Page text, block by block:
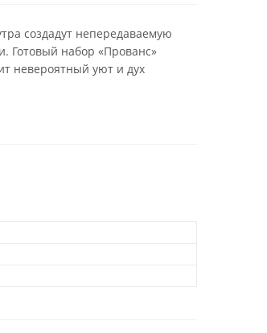
создадут непередаваемую
Готовый набор «Прованс»
невероятный уют и дух